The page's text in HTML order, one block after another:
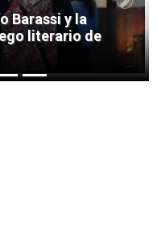
Barassi y la
literario de
Next